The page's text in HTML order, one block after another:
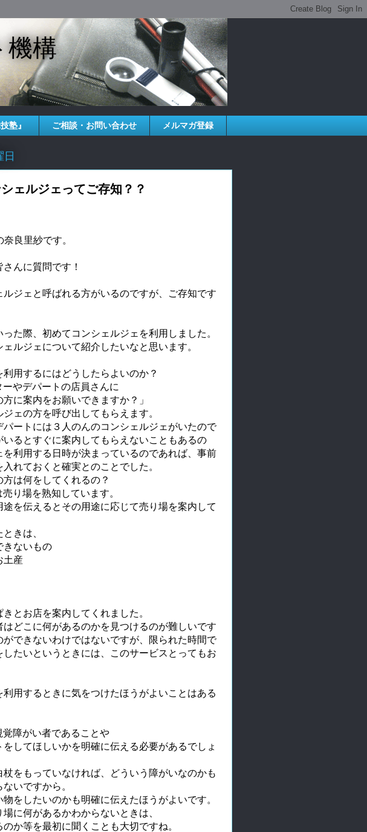
機構
塾』 ご相談・お問い合わせ メルマガ登録
日
ェルジェってご存知？？
良里紗です。
んに質問です！
ルジェと呼ばれる方がいるのですが、ご存知です
た際、初めてコンシェルジェを利用しました。
ルジェについて紹介したいなと思います。
用するにはどうしたらよいのか？
やデパートの店員さんに
方に案内をお願いできますか？」
ェの方を呼び出してもらえます。
パートには３人のんのコンシェルジェがいたので
いるとすぐに案内してもらえないこともあるの
を利用する日時が決まっているのであれば、事前
れておくと確実とのことでした。
は何をしてくれるの？
り場を熟知しています。
途を伝えるとその用途に応じて売り場を案内して
きは、
きないもの
土産
とお店を案内してくれました。
どこに何があるのかを見つけるのが難しいです
ができないわけではないですが、限られた時間で
たいというときには、このサービスとってもお
利用するときに気をつけたほうがよいことはある
障がい者であることや
をしてほしいかを明確に伝える必要があるでしょ
をもっていなければ、どういう障がいなのかも
いですから。
をしたいのかも明確に伝えたほうがよいです。
に何があるかわからないときは、
か等を最初に聞くことも大切ですね。